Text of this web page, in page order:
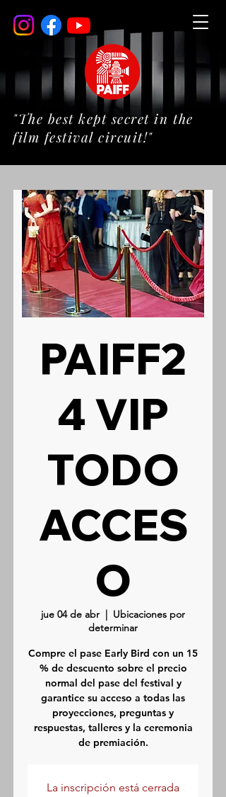
"The best kept secret in the
film festival circuit!"
PAIFF2
4 VIP
TODO
ACCES
O
jue 04 de abr
  |
Ubicaciones por
determinar
Compre el pase Early Bird con un 15
% de descuento sobre el precio
normal del pase del festival y
garantice su acceso a todas las
proyecciones, preguntas y
respuestas, talleres y la ceremonia
de premiación.
La inscripción está cerrada